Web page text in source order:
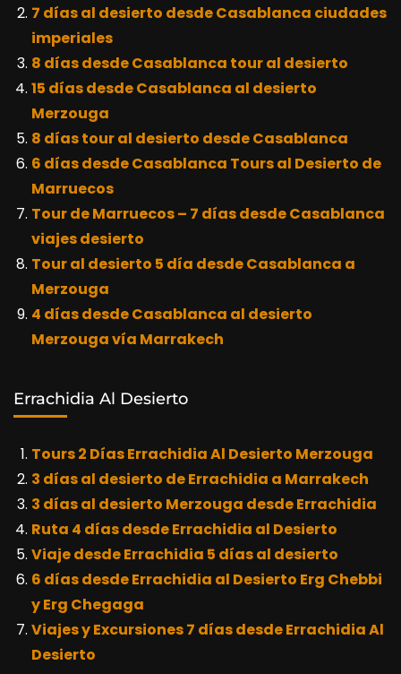
7 días al desierto desde Casablanca ciudades
imperiales
8 días desde Casablanca tour al desierto
15 días desde Casablanca al desierto
Merzouga
8 días tour al desierto desde Casablanca
6 días desde Casablanca Tours al Desierto de
Marruecos
Tour de Marruecos – 7 días desde Casablanca
viajes desierto
Tour al desierto 5 día desde Casablanca a
Merzouga
4 días desde Casablanca al desierto
Merzouga vía Marrakech
Errachidia Al Desierto
Tours 2 Días Errachidia Al Desierto Merzouga
3 días al desierto de Errachidia a Marrakech
3 días al desierto Merzouga desde Errachidia
Ruta 4 días desde Errachidia al Desierto
Viaje desde Errachidia 5 días al desierto
6 días desde Errachidia al Desierto Erg Chebbi
y Erg Chegaga
Viajes y Excursiones 7 días desde Errachidia Al
Desierto